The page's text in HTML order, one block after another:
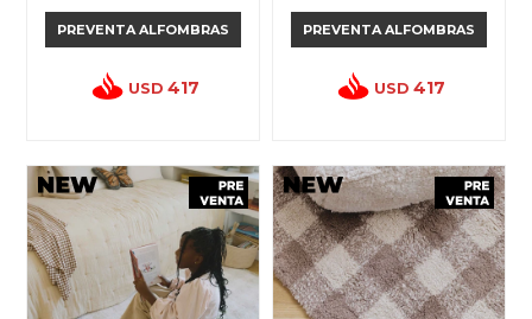
PREVENTA ALFOMBRAS
USD 417
PREVENTA ALFOMBRAS
USD 417